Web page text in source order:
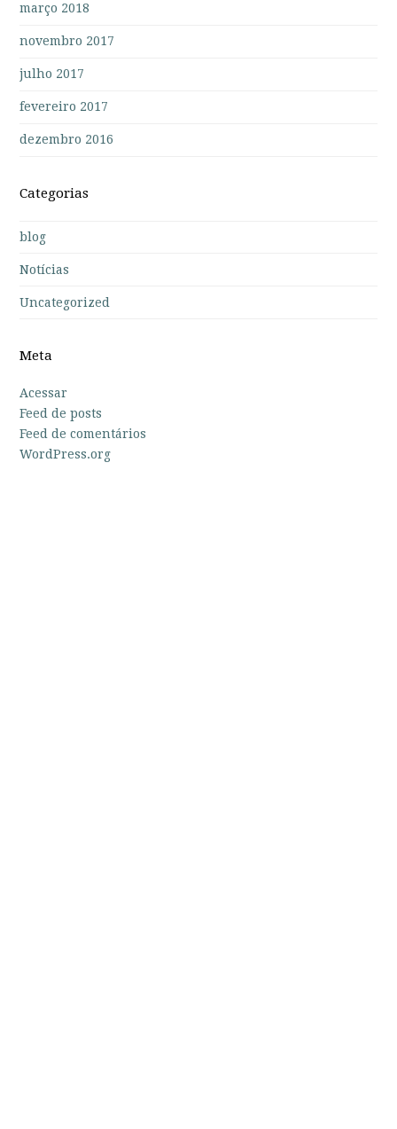
março 2018
novembro 2017
julho 2017
fevereiro 2017
dezembro 2016
Categorias
blog
Notícias
Uncategorized
Meta
Acessar
Feed de posts
Feed de comentários
WordPress.org